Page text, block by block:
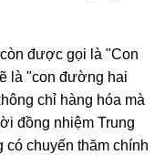
được gọi là "Con
là "con đường hai
chỉ hàng hóa mà
đồng nhiệm Trung
có chuyến thăm chính